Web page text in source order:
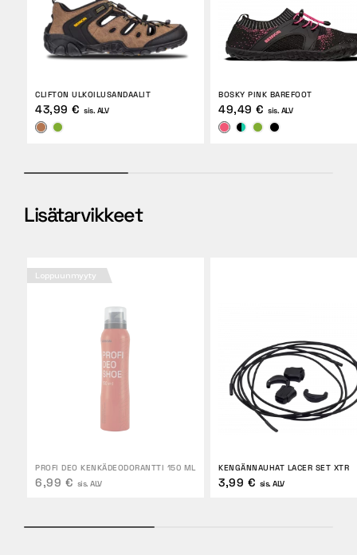
CLIFTON ULKOILUSANDAALIT
43,99 € sis. ALV
BOSKY PINK BAREFOOT
49,49 € sis. ALV
Lisätarvikkeet
Loppuunmyyty
PROFI DEO KENKÄDEODORANTTI 150 ML
6,99 € sis. ALV
KENGÄNNAUHAT LACER SET XTR
3,99 € sis. ALV